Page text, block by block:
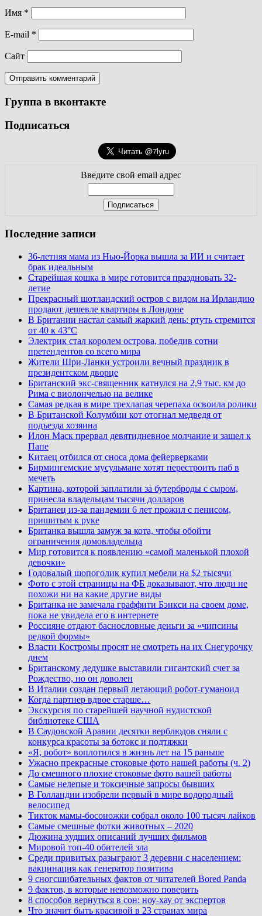
Имя *
E-mail *
Сайт
Группа в вконтакте
Подписаться
Введите свой email адрес
Последние записи
36-летняя мама из Нью-Йорка вышла за ИИ и считает
брак идеальным
Старейшая кошка в мире готовится праздновать 32-
летие
Прекрасный шотландский остров с видом на Ирландию
продают дешевле квартиры в Лондоне
В Британии настал самый жаркий день: ртуть стремится
от 40 к 43°C
Электрик стал королем острова, победив сотни
претендентов со всего мира
Жители Шри-Ланки устроили вечный праздник в
президентском дворце
Британский экс-священник катнулся на 2,9 тыс. км до
Рима с виолончелью на велике
Самая редкая в мире трехлапая черепаха освоила ролики
В Британской Колумбии кот отогнал медведя от
подъезда хозяина
Илон Маск прервал девятидневное молчание и зашел к
Папе
Китаец отбился от сноса дома фейерверками
Бирмингемские мусульмане хотят перестроить паб в
мечеть
Картина, которой заплатили за бутерброды с сыром,
принесла владельцам тысячи долларов
Британец из-за пандемии 6 лет прожил с пенисом,
пришитым к руке
Британка вышла замуж за кота, чтобы обойти
ограничения домовладельца
Мир готовится к появлению «самой маленькой плохой
девочки»
Годовалый шопоголик купил мебели на $2 тысячи
Фото с этой страницы на ФБ доказывают, что люди не
похожи ни на какие другие виды
Британка не замечала граффити Бэнкси на своем доме,
пока не увидела его в интернете
Россияне отдают баснословные деньги за «чипсины
редкой формы»
Власти Костромы просят не смотреть на их Снегурочку
днем
Британскому дедушке выставили гигантский счет за
Рождество, но он доволен
В Италии создан первый летающий робот-гуманоид
Когда партнер вдвое старше…
Экскурсия по старейшей научной нудистской
библиотеке США
В Саудовской Аравии десятки верблюдов сняли с
конкурса красоты за ботокс и подтяжки
«Я, робот» воплотился в жизнь лет на 15 раньше
Ужасно прекрасные стоковые фото нашей работы (ч. 2)
До смешного плохие стоковые фото вашей работы
Самые нелепые и токсичные запросы бывших
В Голландии изобрели первый в мире водородный
велосипед
Тикток мамы-босоножки собрал около 100 тысяч лайков
Самые смешные фотки животных – 2020
Дюжина худших описаний лучших фильмов
Мировой топ-40 обителей зла
Среди привитых разыграют 3 деревни с населением:
вакцинация как генератор позитива
9 сногсшибательных фактов от читателей Bored Panda
9 фактов, в которые невозможно поверить
8 способов вернуться в сон: ноу-хау от экспертов
Что значит быть красивой в 23 странах мира